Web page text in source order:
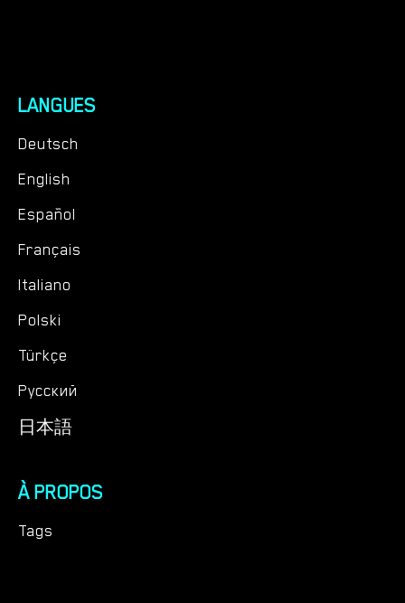
LANGUES
Deutsch
English
Español
Français
Italiano
Polski
Türkçe
Русский
日本語
À PROPOS
Tags